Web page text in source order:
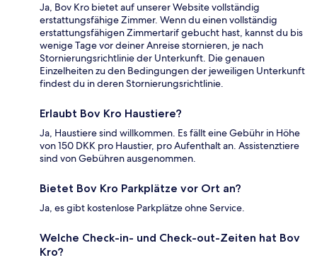
Ja, Bov Kro bietet auf unserer Website vollständig
erstattungsfähige Zimmer. Wenn du einen vollständig
erstattungsfähigen Zimmertarif gebucht hast, kannst du bis
wenige Tage vor deiner Anreise stornieren, je nach
Stornierungsrichtlinie der Unterkunft. Die genauen
Einzelheiten zu den Bedingungen der jeweiligen Unterkunft
findest du in deren Stornierungsrichtlinie.
Erlaubt Bov Kro Haustiere?
Ja, Haustiere sind willkommen. Es fällt eine Gebühr in Höhe
von 150 DKK pro Haustier, pro Aufenthalt an. Assistenztiere
sind von Gebühren ausgenommen.
Bietet Bov Kro Parkplätze vor Ort an?
Ja, es gibt kostenlose Parkplätze ohne Service.
Welche Check-in- und Check-out-Zeiten hat Bov
Kro?